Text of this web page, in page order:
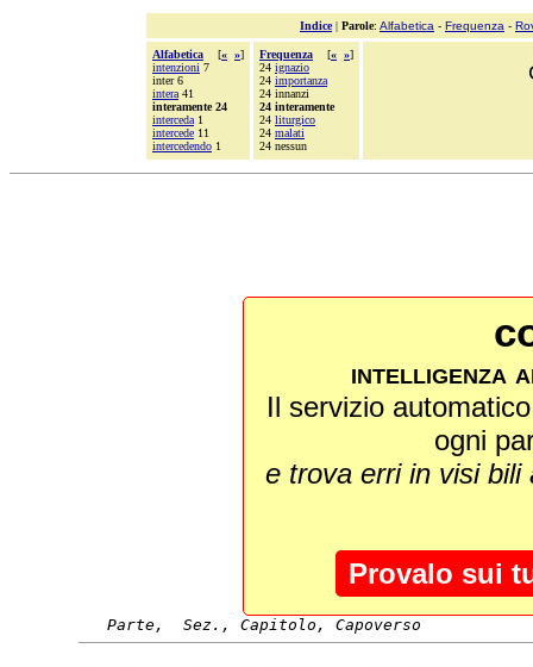
Indice| Parole: Alfabetica - Frequenza -
Alfabetica [« »]
intenzioni 7
inter 6
intera 41
interamente 24
interceda 1
intercede 11
intercedendo 1
Frequenza [« »]
24 ignazio
24 importanza
24 innanzi
24 interamente
24 liturgico
24 malati
24 nessun
intelligenza
Il servizio
ogni
e trova erri in visi
Provalo sui
Parte,  Sez., Capitolo, Capoverso